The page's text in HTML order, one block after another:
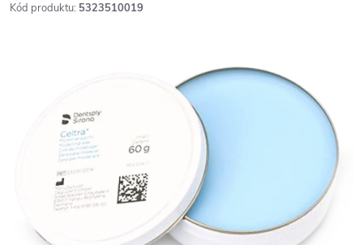
Kód produktu: 5323510019